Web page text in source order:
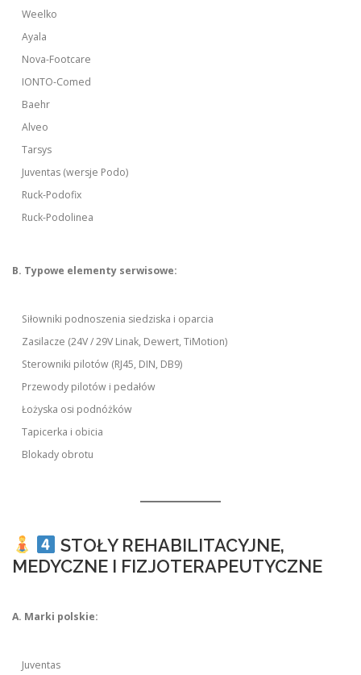
Weelko
Ayala
Nova-Footcare
IONTO-Comed
Baehr
Alveo
Tarsys
Juventas (wersje Podo)
Ruck-Podofix
Ruck-Podolinea
B. Typowe elementy serwisowe:
Siłowniki podnoszenia siedziska i oparcia
Zasilacze (24V / 29V Linak, Dewert, TiMotion)
Sterowniki pilotów (RJ45, DIN, DB9)
Przewody pilotów i pedałów
Łożyska osi podnóżków
Tapicerka i obicia
Blokady obrotu
STOŁY REHABILITACYJNE,
MEDYCZNE I FIZJOTERAPEUTYCZNE
A. Marki polskie:
Juventas